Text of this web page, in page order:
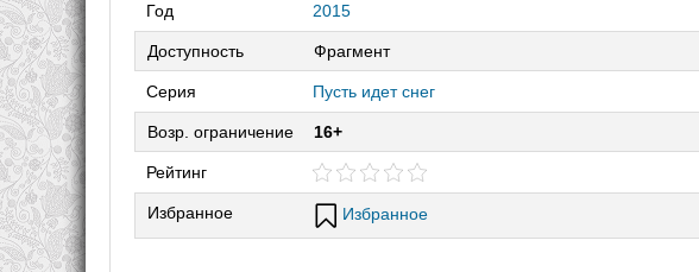
Год 2015
Доступность Фрагмент
Серия Пусть идет снег
Возр. ограничение 16+
Рейтинг
Избранное Избранное